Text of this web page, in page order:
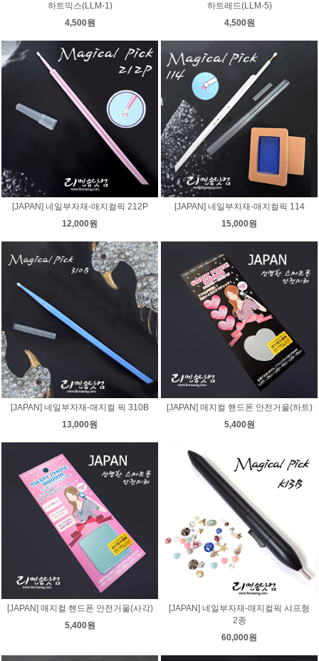
하트믹스(LLM-1)
4,500원
하트레드(LLM-5)
4,500원
[JAPAN] 네일부자재-매지컬픽 212P
12,000원
[JAPAN] 네일부자재-매지컬픽 114
15,000원
[JAPAN] 네일부자재-매지컬 픽 310B
13,000원
[JAPAN] 매지컬 핸드폰 안전거울(하트)
5,400원
[JAPAN] 매지컬 핸드폰 안전거울(사각)
5,400원
[JAPAN] 네일부자재-매지컬픽 샤프형
2종
60,000원